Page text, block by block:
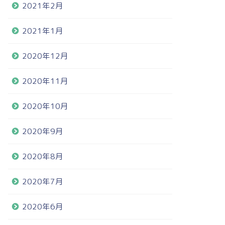
2021年2月
2021年1月
2020年12月
2020年11月
2020年10月
2020年9月
2020年8月
2020年7月
2020年6月